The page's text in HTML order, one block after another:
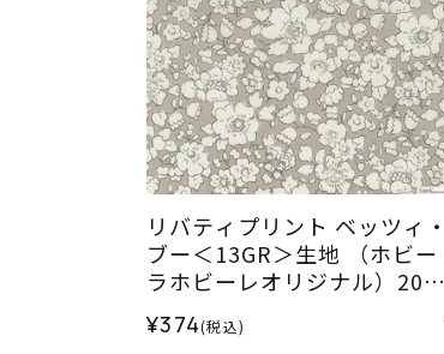
リバティプリント ベッツィ・
ブー＜13GR＞生地 （ホビー
ラホビーレオリジナル）2026
¥374(税込)